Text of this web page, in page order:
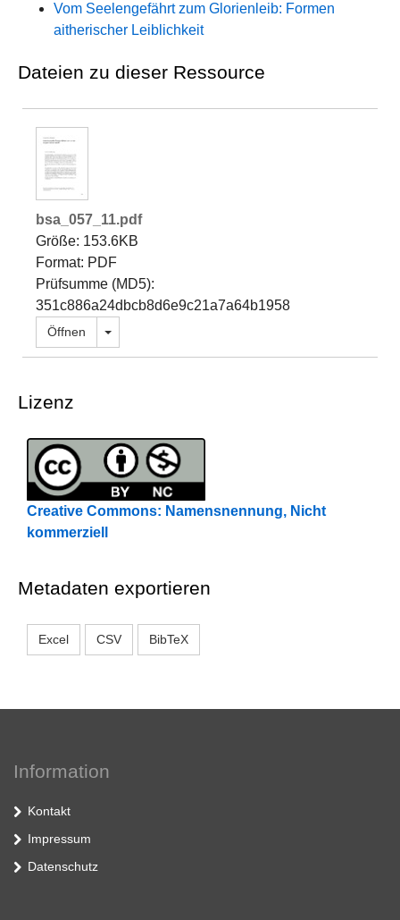
Vom Seelengefährt zum Glorienleib: Formen
aitherischer Leiblichkeit
Dateien zu dieser Ressource
bsa_057_11.pdf
Größe: 153.6KB
Format: PDF
Prüfsumme (MD5):
351c886a24dbcb8d6e9c21a7a64b1958
Öffnen Dropdown öffnen
Lizenz
Creative Commons: Namensnennung, Nicht
kommerziell
Metadaten exportieren
Excel CSV BibTeX
Information
Kontakt
Impressum
Datenschutz